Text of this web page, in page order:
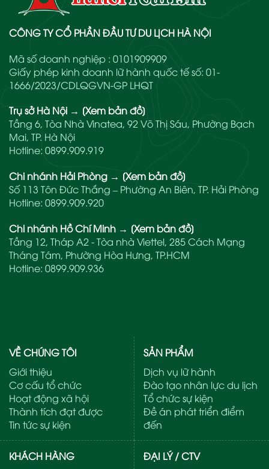
CÔNG TY CỔ PHẦN ĐẦU TƯ DU LỊCH HÀ NỘI
Mã số doanh nghiệp : 0101909909
Giấy phép kinh doanh lữ hành quốc tế số: 01-
1666/2023/CDLQGVN-GP LHQT
Trụ sở Hà Nội → [Xem bản đồ]
Tầng 6, Tòa Nhà Vinatea, 92 Võ Thị Sáu, Phường Bạch
Mai, TP. Hà Nội
Hotline: 0899.909.919
Chi nhánh Hải Phòng → [Xem bản đồ]
Số 113 Tôn Đức Thắng – Phường An Biên, TP. Hải Phòng
Hotline: 0899.909.920
Chi nhánh Hồ Chí Minh → [Xem bản đồ]
Tầng 12, Tháp A2 - Tòa nhà Viettel, 285 Cách Mạng
Tháng Tám, Phường Hòa Hưng, TP.HCM
Hotline: 0899.909.936
VỀ CHÚNG TÔI
Giới thiệu
Cơ cấu tổ chức
Hoạt động xã hội
Thành tích đạt được
Tin tức sự kiện
SẢN PHẨM
Dịch vụ lữ hành
Đào tạo nhân lực du lịch
Tổ chức sự kiện
Đề án phát triển điểm
đến
KHÁCH HÀNG
ĐẠI LÝ / CTV